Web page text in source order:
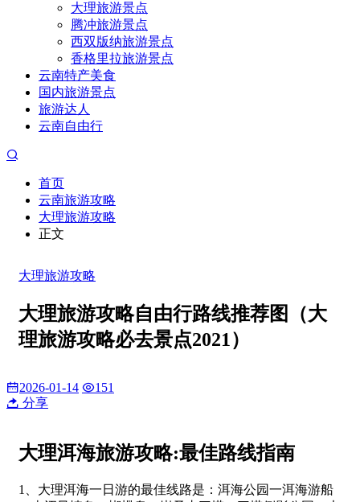
大理旅游景点
腾冲旅游景点
西双版纳旅游景点
香格里拉旅游景点
云南特产美食
国内旅游景点
旅游达人
云南自由行
首页
云南旅游攻略
大理旅游攻略
正文
大理旅游攻略
大理旅游攻略自由行路线推荐图（大
理旅游攻略必去景点2021）
2026-01-14
151
分享
大理洱海旅游攻略:最佳路线指南
1、大理洱海一日游的最佳线路是：洱海公园一洱海游船